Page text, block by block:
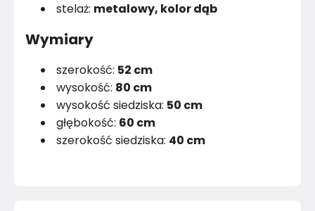
stelaż: metalowy, kolor dąb
Wymiary
szerokość: 52 cm
wysokość: 80 cm
wysokość siedziska: 50 cm
głębokość: 60 cm
szerokość siedziska: 40 cm